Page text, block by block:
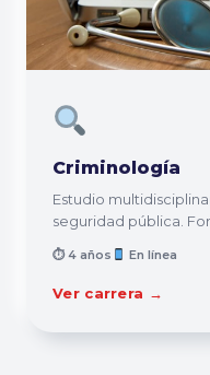
Criminología
Estudio
seguridad pública.
⏱ 4 años En línea
Ver carrera →